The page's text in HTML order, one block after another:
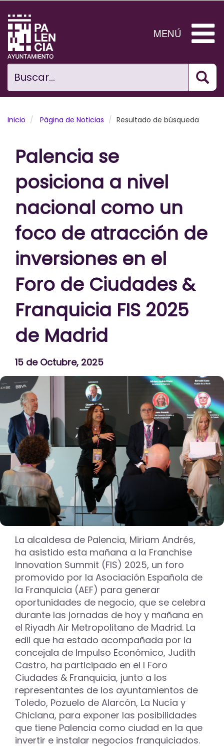
contenido
principal
Buscar...
MENÚ
Ciudad
El Ayuntamiento
Noticias
Areas municipales
Tramita
Inicio Página de Noticias Resultado de búsqueda
Palencia se
posiciona a nivel
nacional como un
foco de atracción de
inversiones en el
Foro de Ciudades &
Franquicia FIS 2025
de Madrid
15 de Octubre, 2025
La alcaldesa de Palencia, Miriam Andrés,
ha asistido esta mañana a la Franchise
Innovation Summit (FIS) 2025, un foro
promovido por la Asociación Española de
la Franquicia (AEF) para generar
oportunidades de negocio, que se celebra
durante las jornadas de hoy y mañana en
el Riyadh Air Metropolitano de Madrid. La
edil que ha estado acompañada por la
concejala de Impulso Económico, Judith
Castro, ha participado en el I Foro
Ciudades & Franquicia, junto a los
representantes de los ayuntamientos de
Toledo, Pozuelo de Alarcón, La Nucía y
Chiclana, para exponer las posibilidades
que tiene Palencia como ciudad en la que
invertir e instalar negocios franquiciados.